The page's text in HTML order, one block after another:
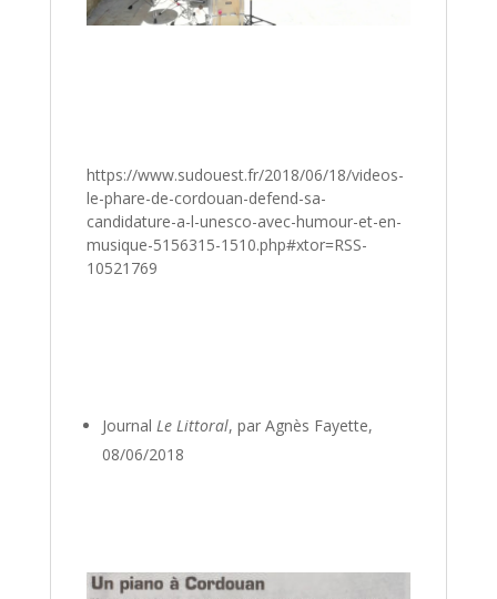
https://www.sudouest.fr/2018/06/18/videos-
le-phare-de-cordouan-defend-sa-
candidature-a-l-unesco-avec-humour-et-en-
musique-5156315-1510.php#xtor=RSS-
10521769
Journal Le Littoral, par Agnès Fayette,
08/06/2018